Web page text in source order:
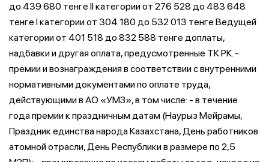
до 439 680 тенге II категории от 276 528 до 483 648
тенге I категории от 304 180 до 532 013 тенге Ведущей
категории от 401 518 до 832 588 тенге доплаты,
надбавки и другая оплата, предусмотренные ТК РК. -
премии и вознаграждения в соответствии с внутренними
нормативными документами по оплате труда,
действующими в АО «УМЗ», в том числе: - в течение
года премии к праздничным датам (Наурыз Мейрамы,
Праздник единства народа Казахстана, День работников
атомной отрасли, День Республики в размере по 2,5